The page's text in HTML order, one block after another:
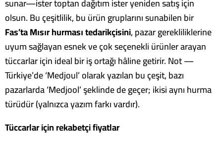
olsun. Bu çeşitlilik, bu ürün gruplarını sunabilen bir
Fas’ta Mısır hurması tedarikçisini, pazar gerekliliklerine
uyum sağlayan esnek ve çok seçenekli ürünler arayan
tüccarlar için ideal bir iş ortağı hâline getirir. Not —
Türkiye’de ‘Medjoul’ olarak yazılan bu çeşit, bazı
pazarlarda ‘Medjool’ şeklinde de geçer; ikisi aynı hurma
türüdür (yalnızca yazım farkı vardır).
Tüccarlar için rekabetçi fiyatlar